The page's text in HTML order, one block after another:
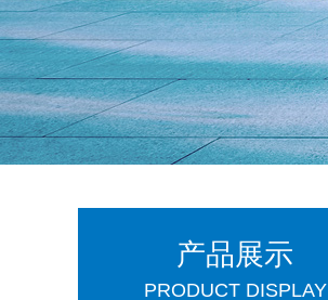
产品展示
PRODUCT DISPLAY